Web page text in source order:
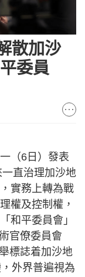
散加沙
委員
（6日）發表
直治理加沙地
實務上轉為戰
權及控制權，
和平委員會」
官僚委員會
標誌着加沙地
外界普遍視為